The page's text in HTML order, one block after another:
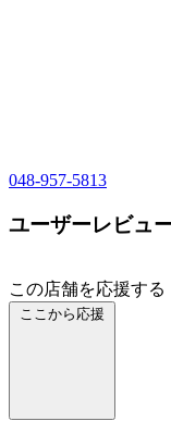
048-957-5813
ユーザーレビュ
この店舗を応援する
ここから応援